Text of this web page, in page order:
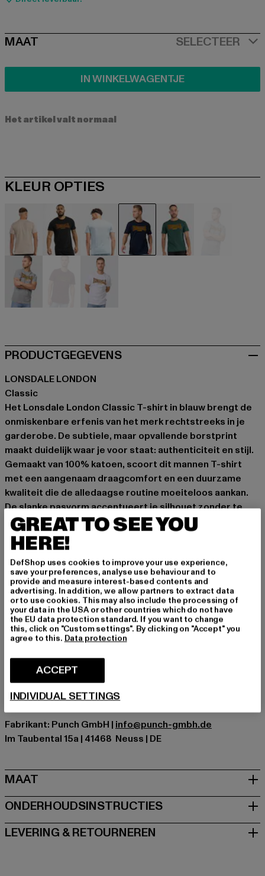
SIZE
MAAT SELECTEER
IN WINKELWAGENTJE
Het artikel valt normaal
KLEUR OPTIES
beige schwarzblau
PRODUCTGEGEVENS
LONSDALE LONDON
Classic
Het Lonsdale London Classic T-shirt in blauw brengt de
onmiskenbare erfenis van het merk rechtstreeks in je
garderobe. De subtiele, maar opvallende borstprint
maakt duidelijk waar je voor staat: authenticiteit en stijl.
Gemaakt van 100% katoen, scoort dit mannen T-shirt
met een aangenaam draagcomfort en een duurzame
kwaliteit die de alledaagse routine moeiteloos aankan.
De slanke pasvorm accentueert je silhouet zonder te
knellen, terwijl de ronde halslijn zorgt voor een tijdloze
look. Of het nu onder een Harrington-jack is of solo met
denim – een veelzijdige klassieker die altijd kan.
Gelegenheid: Alledaags, Basis
Halslijn: Ronde hals
Details: Merklogo
Cut: Slim-Fit
Merk: Lonsdale London
Kategori: T-Shirts
Kleur fabrikant: navy
Materiële samenstelling: 100% Katoen
Art.Nr: 111001-00155
Fabrikant: Punch GmbH | info@punch-gmbh.de
Im Taubental 15a | 41468 Neuss | DE
MAAT
ONDERHOUDSINSTRUCTIES
LEVERING & RETOURNEREN
GREAT TO SEE YOU
HERE!
DefShop uses cookies to improve your use experience,
save your preferences, analyse use behaviour and to
provide and measure interest-based contents and
advertising. In addition, we allow partners to extract data
or to use cookies. This may also include the processing of
your data in the USA or other countries which do not have
the EU data protection standard. If you want to change
this, click on "Custom settings". By clicking on "Accept" you
agree to this. Data protection
ACCEPT
INDIVIDUAL SETTINGS